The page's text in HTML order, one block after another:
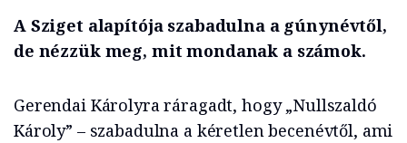
A Sziget alapítója szabadulna a gúnynévtől,
de nézzük meg, mit mondanak a számok.
Gerendai Károlyra ráragadt, hogy „Nullszaldó
Károly” – szabadulna a kéretlen becenévtől, ami